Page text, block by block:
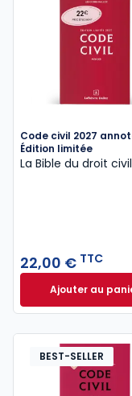
Code civil 2027
Édition limitée
La Bible du droit
22,00 € TTC
Ajouter auCode
BEST-SELLER